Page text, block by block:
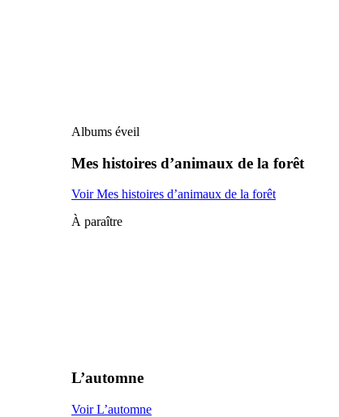
Albums éveil
Mes histoires d’animaux de la forêt
Voir Mes histoires d’animaux de la forêt
À paraître
L’automne
Voir L’automne